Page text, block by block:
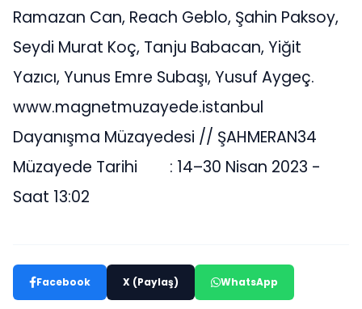
Ramazan Can, Reach Geblo, Şahin Paksoy,
Seydi Murat Koç, Tanju Babacan, Yiğit
Yazıcı, Yunus Emre Subaşı, Yusuf Aygeç.
www.magnetmuzayede.istanbul
Dayanışma Müzayedesi // ŞAHMERAN34
Müzayede Tarihi : 14–30 Nisan 2023 -
Saat 13:02
Facebook X (Paylaş) WhatsApp